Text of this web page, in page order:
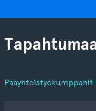
Pääyhteistyökumppanit